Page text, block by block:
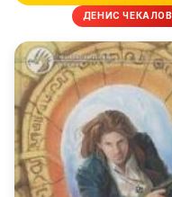
ДЕНИС ЧЕКАЛОВ